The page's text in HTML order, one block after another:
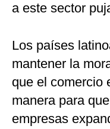
a este sector
Los países
mantener la
que el comercio
manera para
empresas